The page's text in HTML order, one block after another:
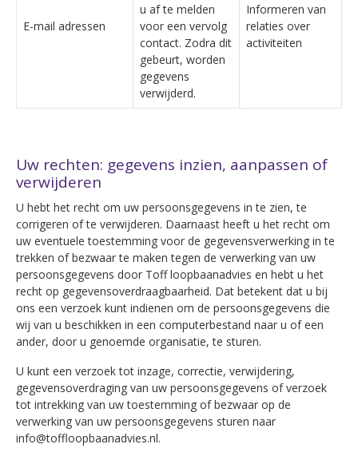
E-mail adressen
u af te melden
voor een vervolg
contact. Zodra dit
gebeurt, worden
gegevens
verwijderd.
Informeren van
relaties over
activiteiten
Uw rechten: gegevens inzien, aanpassen of
verwijderen
U hebt het recht om uw persoonsgegevens in te zien, te
corrigeren of te verwijderen. Daarnaast heeft u het recht om
uw eventuele toestemming voor de gegevensverwerking in te
trekken of bezwaar te maken tegen de verwerking van uw
persoonsgegevens door Toff loopbaanadvies en hebt u het
recht op gegevensoverdraagbaarheid. Dat betekent dat u bij
ons een verzoek kunt indienen om de persoonsgegevens die
wij van u beschikken in een computerbestand naar u of een
ander, door u genoemde organisatie, te sturen.
U kunt een verzoek tot inzage, correctie, verwijdering,
gegevensoverdraging van uw persoonsgegevens of verzoek
tot intrekking van uw toestemming of bezwaar op de
verwerking van uw persoonsgegevens sturen naar
info@toffloopbaanadvies.nl.